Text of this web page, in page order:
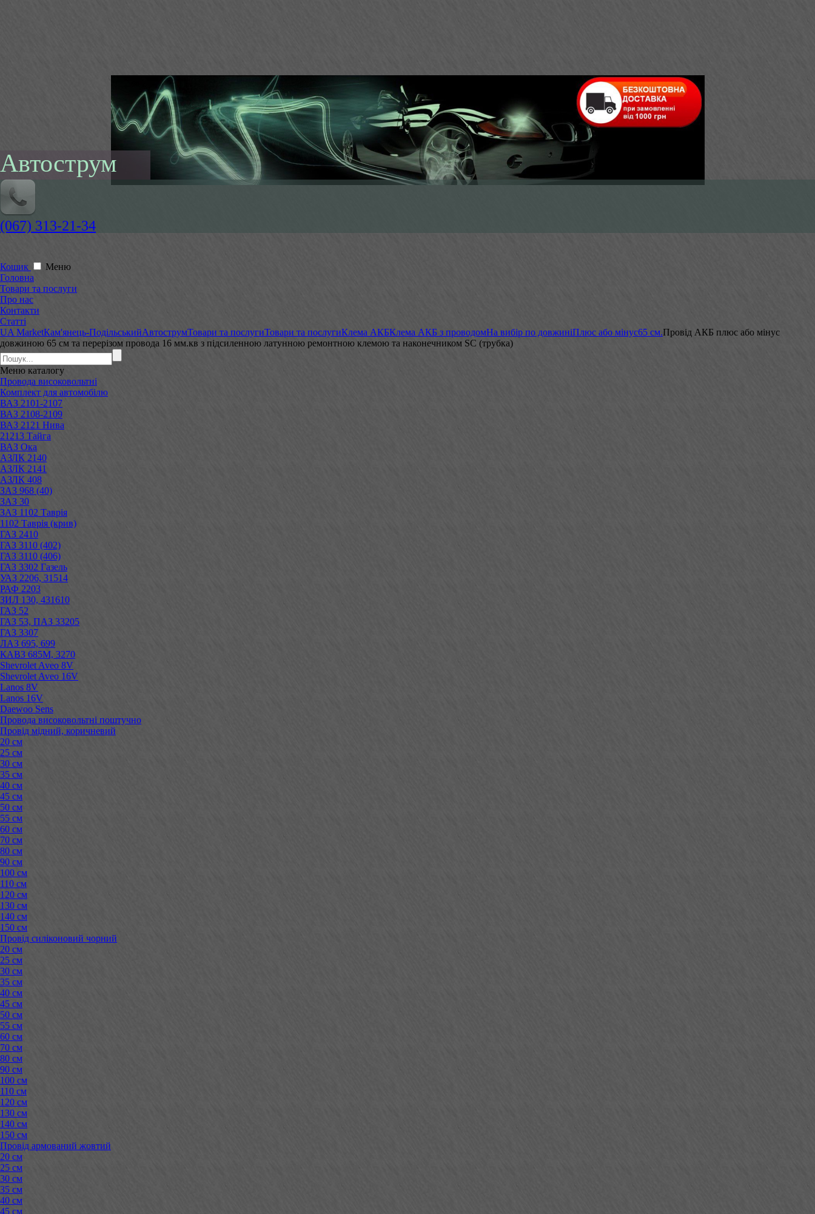
Автострум
(067) 313-21-34
Кошик
Меню
Головна
Товари та послуги
Про нас
Контакти
Статті
UA MarketКам'янець-ПодільськийАвтострумТовари та послугиТовари та послугиКлема АКБКлема АКБ з проводомНа вибір по довжиніПлюс або мінус65 см.Провід АКБ плюс або мінус
довжиною 65 см та перерізом провода 16 мм.кв з підсиленною латунною ремонтною клемою та наконечником SC (трубка)
Меню каталогу
Провода високовольтні
Комплект для автомобілю
ВАЗ 2101-2107
ВАЗ 2108-2109
ВАЗ 2121 Нива
21213 Тайга
ВАЗ Ока
АЗЛК 2140
АЗЛК 2141
АЗЛК 408
ЗАЗ 968 (40)
ЗАЗ 30
ЗАЗ 1102 Таврія
1102 Таврія (крив)
ГАЗ 2410
ГАЗ 3110 (402)
ГАЗ 3110 (406)
ГАЗ 3302 Газель
УАЗ 2206, 31514
РАФ 2203
ЗИЛ 130, 431610
ГАЗ 52
ГАЗ 53, ПАЗ 33205
ГАЗ 3307
ЛАЗ 695, 699
КАВЗ 685М, 3270
Shevrolet Aveo 8V
Shevrolet Aveo 16V
Lanos 8V
Lanos 16V
Daewoo Sens
Провода високовольтні поштучно
Провід мідний, коричневий
20 см
25 см
30 см
35 см
40 см
45 см
50 см
55 см
60 см
70 см
80 см
90 см
100 см
110 см
120 см
130 см
140 см
150 см
Провід силіконовий чорний
20 см
25 см
30 см
35 см
40 см
45 см
50 см
55 см
60 см
70 см
80 см
90 см
100 см
110 см
120 см
130 см
140 см
150 см
Провід армований жовтий
20 см
25 см
30 см
35 см
40 см
45 см